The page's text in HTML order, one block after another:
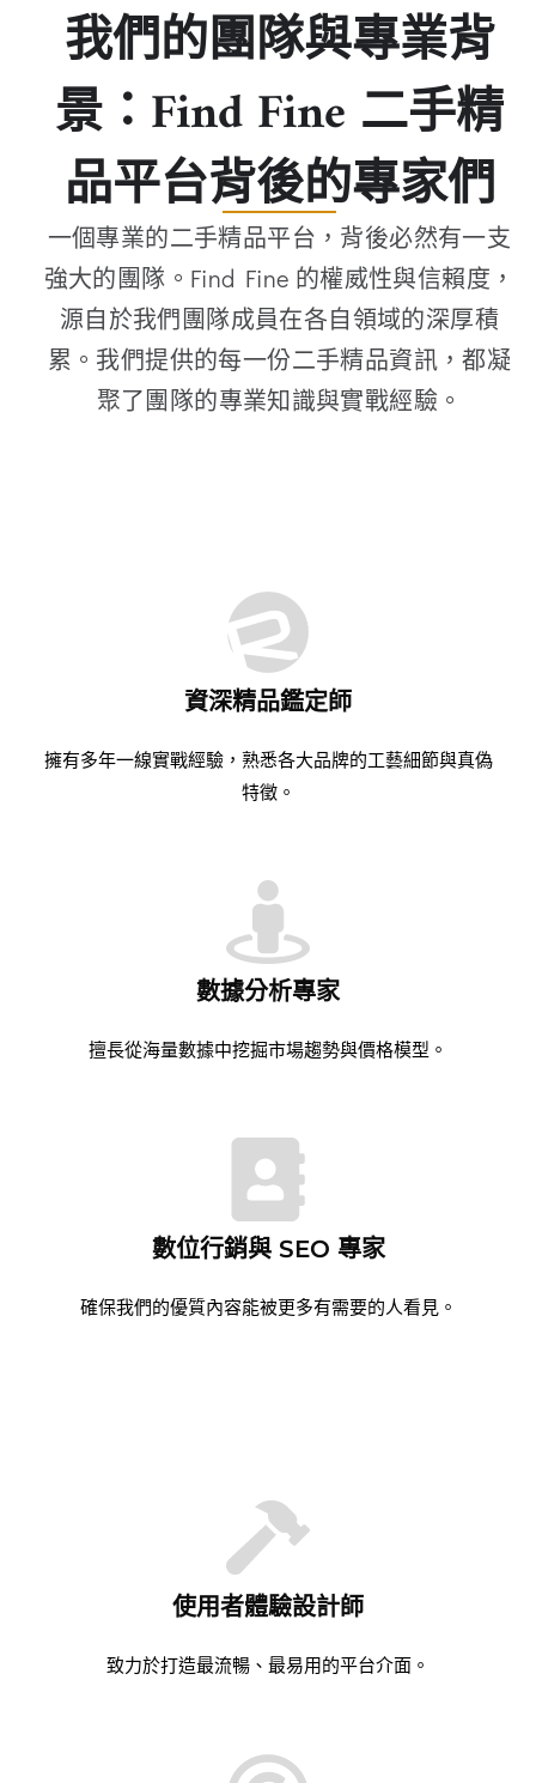
我們的團隊與專業背
景：Find Fine 二手精
品平台背後的專家們
一個專業的二手精品平台，背後必然有一支
強大的團隊。Find Fine 的權威性與信賴度，
源自於我們團隊成員在各自領域的深厚積
累。我們提供的每一份二手精品資訊，都凝
聚了團隊的專業知識與實戰經驗。
資深精品鑑定師
擁有多年一線實戰經驗，熟悉各大品牌的工藝細節與真偽
特徵。
數據分析專家
擅長從海量數據中挖掘市場趨勢與價格模型。
數位行銷與 SEO 專家
確保我們的優質內容能被更多有需要的人看見。
使用者體驗設計師
致力於打造最流暢、最易用的平台介面。